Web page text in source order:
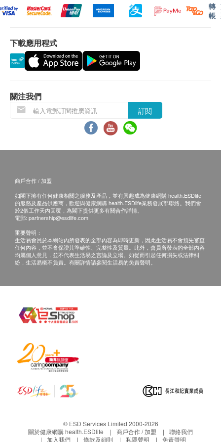
轉
帳
下載應用程式
關注我們
訂閱
商戶合作 / 加盟
如閣下擁有任何健康相關之服務及產品，並有興趣成為健康網購 health.ESDlife
的服務及產品供應商，歡迎與健康網購 health.ESDlife業務發展部聯絡。我們會
於2個工作天內回覆，為閣下提供更多有關合作詳情。
電郵: partnership@esdlife.com
重要聲明：
生活易會員於本網站內所發表的全部內容為即時更新，因此生活易不會預先審查
任何內容，並不會保證其準確性、完整性及質量。此外，會員所發表的全部內容
均屬個人意見，並不代表生活易之言論及立場。如從而引起任何損失或法律糾
紛，生活易概不負責。有關詳情請參閱生活易的免責聲明。
© ESD Services Limited 2000-2026
關於健康網購 health.ESDlife
商戶合作 / 加盟
聯絡我們
加入我們
條款及細則 私隱聲明 免責聲明